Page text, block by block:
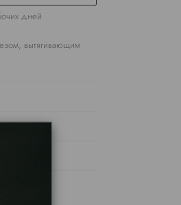
дней
вытягивающим